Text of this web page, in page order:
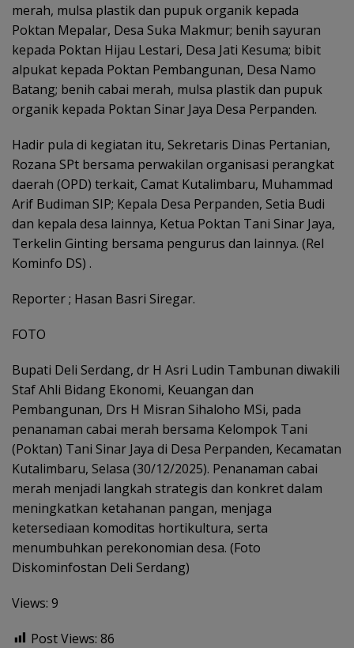
merah, mulsa plastik dan pupuk organik kepada
Poktan Mepalar, Desa Suka Makmur; benih sayuran
kepada Poktan Hijau Lestari, Desa Jati Kesuma; bibit
alpukat kepada Poktan Pembangunan, Desa Namo
Batang; benih cabai merah, mulsa plastik dan pupuk
organik kepada Poktan Sinar Jaya Desa Perpanden.
Hadir pula di kegiatan itu, Sekretaris Dinas Pertanian,
Rozana SPt bersama perwakilan organisasi perangkat
daerah (OPD) terkait, Camat Kutalimbaru, Muhammad
Arif Budiman SIP; Kepala Desa Perpanden, Setia Budi
dan kepala desa lainnya, Ketua Poktan Tani Sinar Jaya,
Terkelin Ginting bersama pengurus dan lainnya. (Rel
Kominfo DS) .
Reporter ; Hasan Basri Siregar.
FOTO
Bupati Deli Serdang, dr H Asri Ludin Tambunan diwakili
Staf Ahli Bidang Ekonomi, Keuangan dan
Pembangunan, Drs H Misran Sihaloho MSi, pada
penanaman cabai merah bersama Kelompok Tani
(Poktan) Tani Sinar Jaya di Desa Perpanden, Kecamatan
Kutalimbaru, Selasa (30/12/2025). Penanaman cabai
merah menjadi langkah strategis dan konkret dalam
meningkatkan ketahanan pangan, menjaga
ketersediaan komoditas hortikultura, serta
menumbuhkan perekonomian desa. (Foto
Diskominfostan Deli Serdang)
Views: 9
Post Views: 86